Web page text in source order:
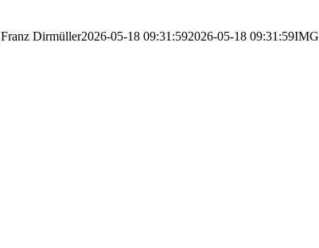
Franz Dirmüller2026-05-18 09:31:592026-05-18 09:31:59